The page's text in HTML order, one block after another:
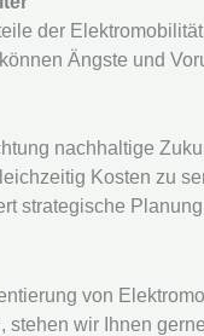
der
Ängste und
nachhaltige
Kosten zu
strategische
von
wir Ihnen